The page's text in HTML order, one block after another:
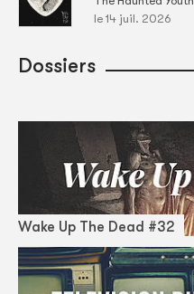
le 14 juil. 2026
Dossiers
Wake Up The Dead #32